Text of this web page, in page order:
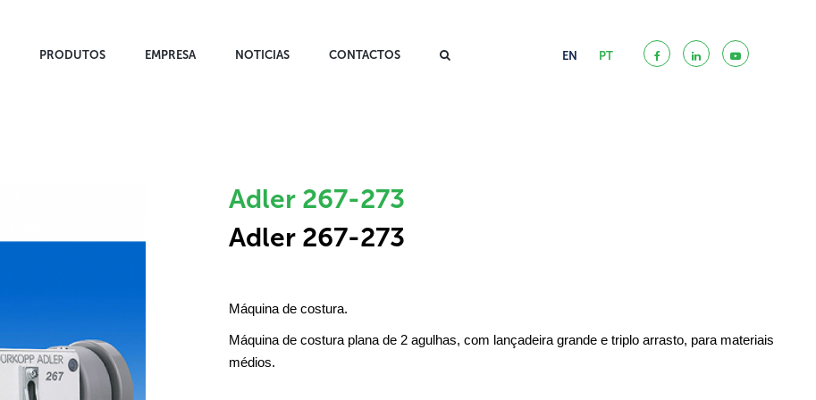
PRODUTOS EMPRESA NOTICIAS CONTACTOS EN PT
Adler 267-273
Adler 267-273
Máquina de costura.
Máquina de costura plana de 2 agulhas, com lançadeira grande e triplo arrasto, para materiais
médios.